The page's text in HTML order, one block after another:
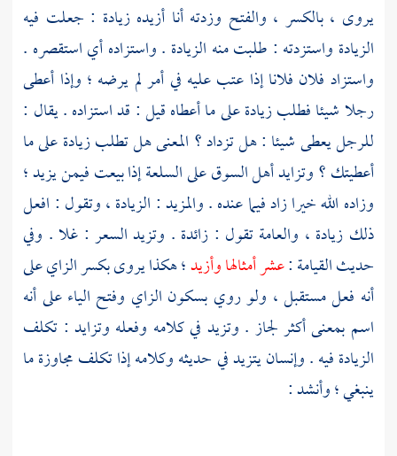
يروى ، بالكسر ، والفتح وزدته أنا أزيده زيادة : جعلت فيه
الزيادة واستزدته : طلبت منه الزيادة . واستزاده أي استقصره .
واستزاد فلان فلانا إذا عتب عليه في أمر لم يرضه ؛ وإذا أعطى
رجلا شيئا فطلب زيادة على ما أعطاه قيل : قد استزاده . يقال :
للرجل يعطى شيئا : هل تزداد ؟ المعنى هل تطلب زيادة على ما
أعطيتك ؟ وتزايد أهل السوق على السلعة إذا بيعت فيمن يزيد ؛
وزاده الله خيرا زاد فيما عنده . والمزيد : الزيادة ، وتقول : افعل
ذلك زيادة ، والعامة تقول : زائدة . وتزيد السعر : غلا . وفي
حديث القيامة :عشر أمثالها وأزيد؛ هكذا يروى بكسر الزاي على
أنه فعل مستقبل ، ولو روي بسكون الزاي وفتح الياء على أنه
اسم بمعنى أكثر لجاز . وتزيد في كلامه وفعله وتزايد : تكلف
الزيادة فيه . وإنسان يتزيد في حديثه وكلامه إذا تكلف مجاوزة ما
ينبغي ؛ وأنشد :